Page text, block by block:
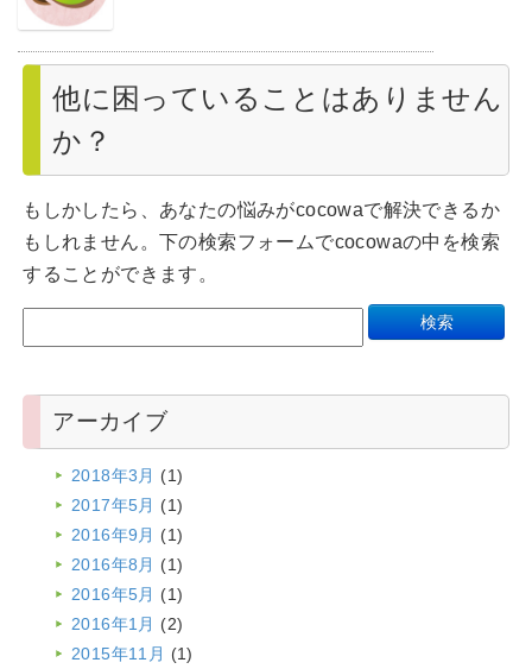
他に困っていることはありません
か？
もしかしたら、あなたの悩みがcocowaで解決できるか
もしれません。下の検索フォームでcocowaの中を検索
することができます。
アーカイブ
2018年3月 (1)
2017年5月 (1)
2016年9月 (1)
2016年8月 (1)
2016年5月 (1)
2016年1月 (2)
2015年11月 (1)